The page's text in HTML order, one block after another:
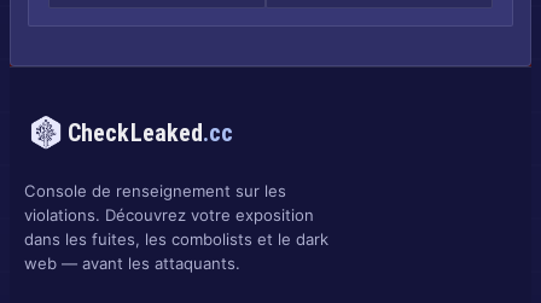
CheckLeaked.cc
Console de renseignement sur les
violations. Découvrez votre exposition
dans les fuites, les combolists et le dark
web — avant les attaquants.